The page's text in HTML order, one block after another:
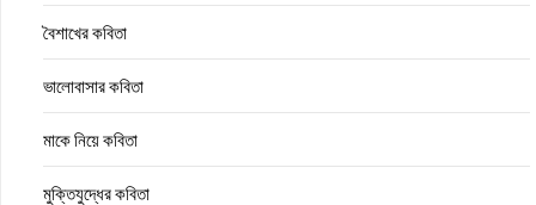
বৈশাখের কবিতা
ভালোবাসার কবিতা
মাকে নিয়ে কবিতা
মুক্তিযুদ্ধের কবিতা